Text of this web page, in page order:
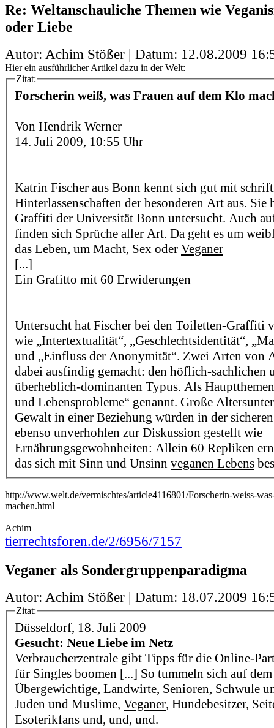
Re: Weltanschauliche Themen wie
oder Liebe
Autor: Achim Stößer | Datum: 12.08.2009
Hier ein ausführlicher Artikel dazu in der Welt:
Zitat:
Forscherin weiß, was Frauen auf dem Klo
Von Hendrik Werner
14. Juli 2009, 10:55 Uhr
Katrin Fischer aus Bonn kennt sich gut mit
Hinterlassenschaften der besonderen Art aus. Sie
Graffiti der Universität Bonn untersucht. Auch
finden sich Sprüche aller Art. Da geht es um
das Leben, um Macht, Sex oder Veganer
[...]
Ein Grafitto mit 60 Erwiderungen
Untersucht hat Fischer bei den Toiletten-Graffiti
wie „Intertextualität“, „Geschlechtsidentität“,
und „Einfluss der Anonymität“. Zwei Arten von
dabei ausfindig gemacht: den höflich-sachlichen
überheblich-dominanten Typus. Als
und Lebensprobleme“ genannt. Große
Gewalt in einer Beziehung würden in der
ebenso unverhohlen zur Diskussion gestellt wie
Ernährungsgewohnheiten: Allein 60 Repliken
das sich mit Sinn und Unsinn veganen Lebens
http://www.welt.de/vermischtes/article4116801/Forscherin-weiss-
machen.html
Achim
tierrechtsforen.de/2/6956/7157
Veganer als Sondergruppenparadigma
Autor: Achim Stößer | Datum: 18.07.2009
Zitat:
Düsseldorf, 18. Juli 2009
Gesucht: Neue Liebe im Netz
Verbraucherzentrale gibt Tipps für die Online-
für Singles boomen [...] So tummeln sich auf
Übergewichtige, Landwirte, Senioren, Schwule
Juden und Muslime, Veganer, Hundebesitzer,
Esoterikfans und, und, und.